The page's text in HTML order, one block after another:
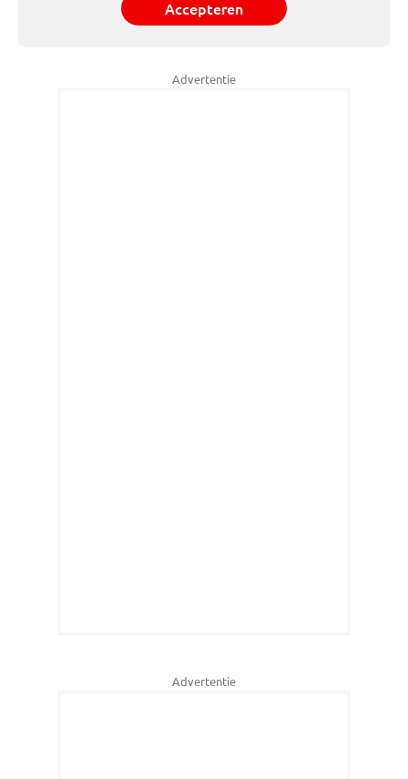
Accepteren
Advertentie
Advertentie